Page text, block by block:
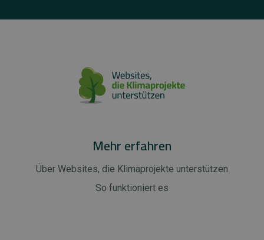
Mehr erfahren
Über Websites, die Klimaprojekte unterstützen
So funktioniert es